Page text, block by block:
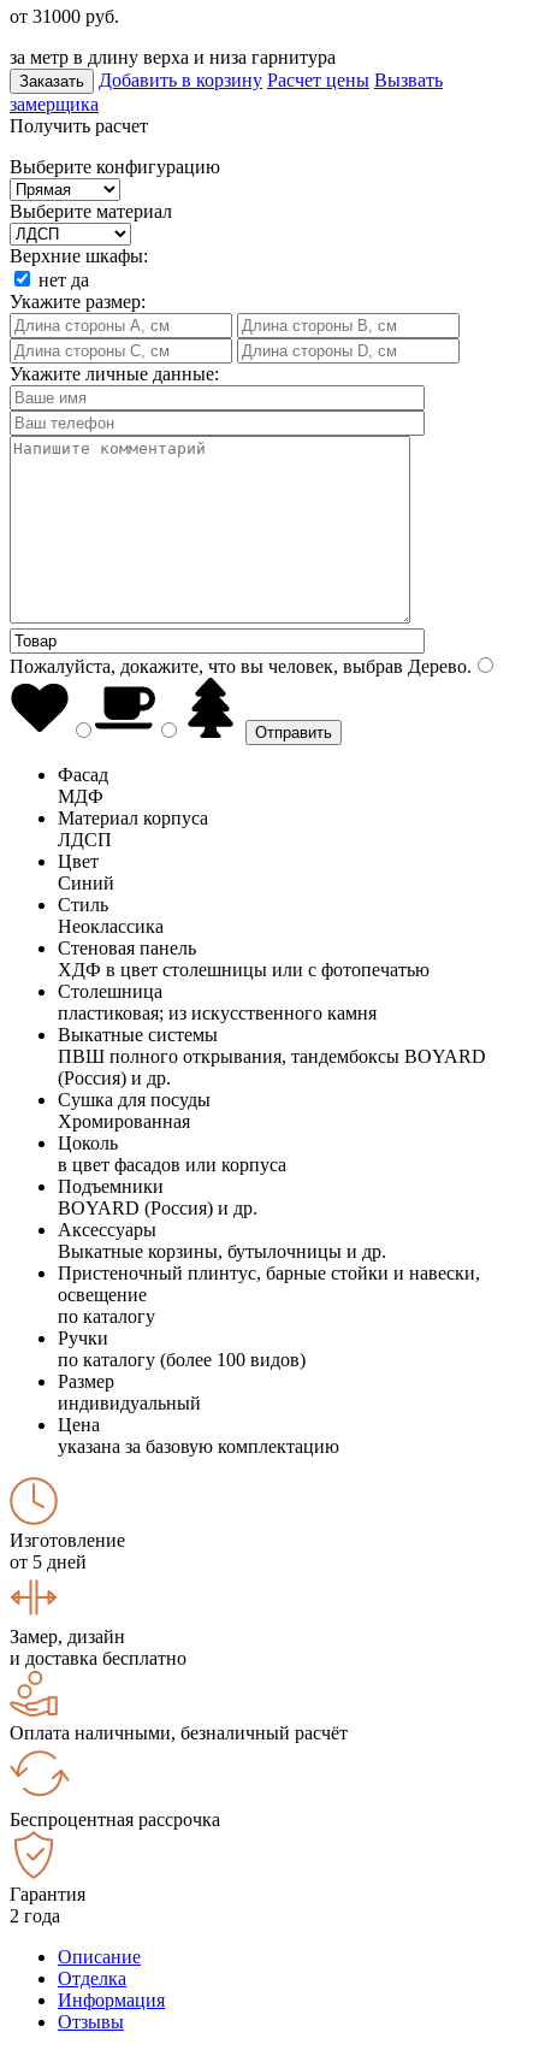
от 31000 руб.
за метр в длину верха и низа гарнитура
Заказать Добавить в корзину Расчет цены Вызвать
замерщика
Получить расчет
Выберите конфигурацию
Выберите материал
Верхние шкафы:
нет да
Укажите размер:
Укажите личные данные:
Пожалуйста, докажите, что вы человек, выбрав Дерево.
Фасад
МДФ
Материал корпуса
ЛДСП
Цвет
Синий
Стиль
Неоклассика
Стеновая панель
ХДФ в цвет столешницы или с фотопечатью
Столешница
пластиковая; из искусственного камня
Выкатные системы
ПВШ полного открывания, тандембоксы BOYARD
(Россия) и др.
Сушка для посуды
Хромированная
Цоколь
в цвет фасадов или корпуса
Подъемники
BOYARD (Россия) и др.
Аксессуары
Выкатные корзины, бутылочницы и др.
Пристеночный плинтус, барные стойки и навески,
освещение
по каталогу
Ручки
по каталогу (более 100 видов)
Размер
индивидуальный
Цена
указана за базовую комплектацию
Изготовление
от 5 дней
Замер, дизайн
и доставка бесплатно
Оплата наличными, безналичный расчёт
Беспроцентная рассрочка
Гарантия
2 года
Описание
Отделка
Информация
Отзывы